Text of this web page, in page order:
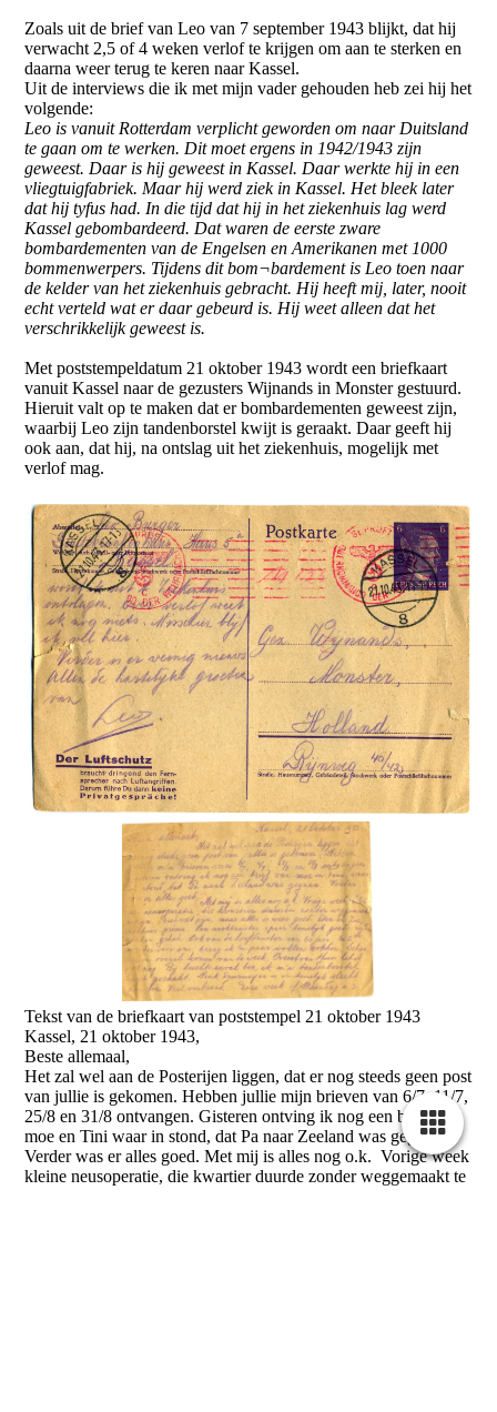
Zoals uit de brief van Leo van 7 september 1943 blijkt, dat hij
verwacht 2,5 of 4 weken verlof te krijgen om aan te sterken en
daarna weer terug te keren naar Kassel.
Uit de interviews die ik met mijn vader gehouden heb zei hij het
volgende:
Leo is vanuit Rotterdam verplicht geworden om naar Duitsland
te gaan om te werken. Dit moet ergens in 1942/1943 zijn
geweest. Daar is hij geweest in Kassel. Daar werkte hij in een
vliegtuigfabriek. Maar hij werd ziek in Kassel. Het bleek later
dat hij tyfus had. In die tijd dat hij in het ziekenhuis lag werd
Kassel gebombardeerd. Dat waren de eerste zware
bombardementen van de Engelsen en Amerikanen met 1000
bommenwerpers. Tijdens dit bom¬bardement is Leo toen naar
de kelder van het ziekenhuis gebracht. Hij heeft mij, later, nooit
echt verteld wat er daar gebeurd is. Hij weet alleen dat het
verschrikkelijk geweest is.
Met poststempeldatum 21 oktober 1943 wordt een briefkaart
vanuit Kassel naar de gezusters Wijnands in Monster gestuurd.
Hieruit valt op te maken dat er bombardementen geweest zijn,
waarbij Leo zijn tandenborstel kwijt is geraakt. Daar geeft hij
ook aan, dat hij, na ontslag uit het ziekenhuis, mogelijk met
verlof mag.
Tekst van de briefkaart van poststempel 21 oktober 1943
Kassel, 21 oktober 1943,
Beste allemaal,
Het zal wel aan de Posterijen liggen, dat er nog steeds geen post
van jullie is gekomen. Hebben jullie mijn brieven van 6/7, 11/7,
25/8 en 31/8 ontvangen. Gisteren ontving ik nog een brief van
moe en Tini waar in stond, dat Pa naar Zeeland was gegaan.
Verder was er alles goed. Met mij is alles nog o.k. Vorige week
kleine neusoperatie, die kwartier duurde zonder weggemaakt te